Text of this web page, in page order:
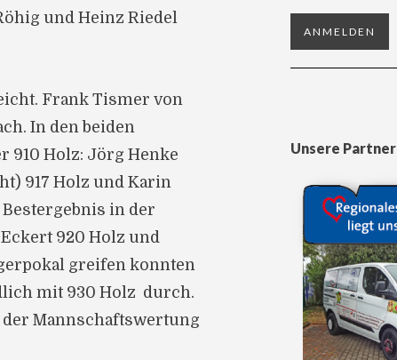
und Heinz Riedel
Frank Tismer von
In den beiden
910 Holz: Jörg Henke
917 Holz und Karin
in der
920 Holz und
greifen konnten
mit 930 Holz durch.
Mannschaftswertung
Unsere Partner